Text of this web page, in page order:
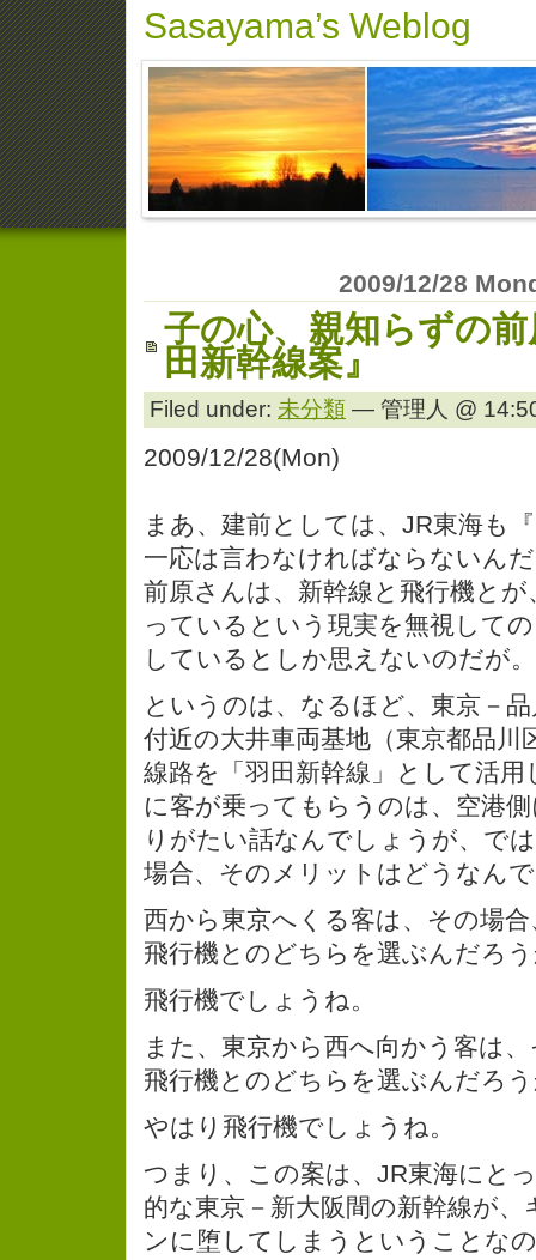
Sasayama’s Weblog
2009/12/28
子の心、親知らずの
田新幹線案』
Filed under: 未分類 — 管理人 @
2009/12/28(Mon)
まあ、建前としては、JR東海も
一応は言わなければならないん
前原さんは、新幹線と飛行機と
っているという現実を無視して
しているとしか思えないのだが。
というのは、なるほど、東京－
付近の大井車両基地（東京都品川
線路を「羽田新幹線」として活用
に客が乗ってもらうのは、空港
りがたい話なんでしょうが、で
場合、そのメリットはどうなん
西から東京へくる客は、その場
飛行機とのどちらを選ぶんだろ
飛行機でしょうね。
また、東京から西へ向かう客は
飛行機とのどちらを選ぶんだろ
やはり飛行機でしょうね。
つまり、この案は、JR東海にと
的な東京－新大阪間の新幹線が
ンに堕してしまうということな